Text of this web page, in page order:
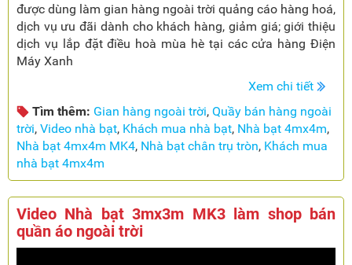
được dùng làm gian hàng ngoài trời quảng cáo hàng hoá,
dịch vụ ưu đãi dành cho khách hàng, giảm giá; giới thiệu
dịch vụ lắp đặt điều hoà mùa hè tại các cửa hàng Điện
Máy Xanh
Xem chi tiết
Tìm thêm: Gian hàng ngoài trời, Quầy bán hàng ngoài
trời, Video nhà bạt, Khách mua nhà bạt, Nhà bạt 4mx4m,
Nhà bạt 4mx4m MK4, Nhà bạt chân trụ tròn, Khách mua
nhà bạt 4mx4m
Video Nhà bạt 3mx3m MK3 làm shop bán
quần áo ngoài trời